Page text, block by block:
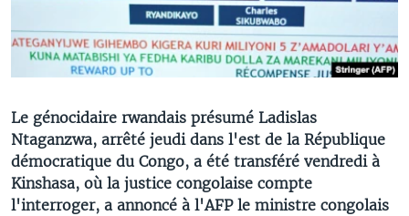
Le génocidaire rwandais présumé Ladislas
Ntaganzwa, arrêté jeudi dans l'est de la République
démocratique du Congo, a été transféré vendredi à
Kinshasa, où la justice congolaise compte
l'interroger, a annoncé à l'AFP le ministre congolais